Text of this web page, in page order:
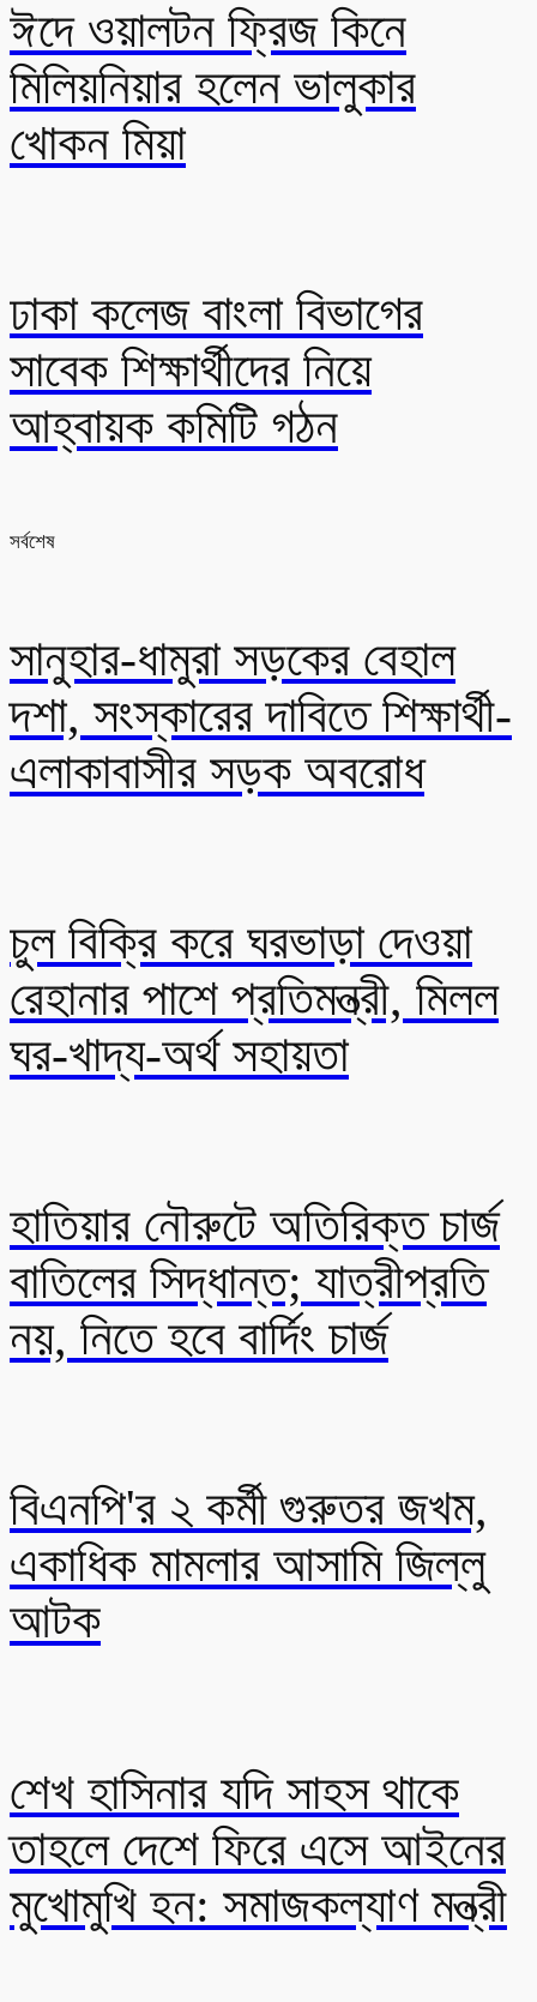
ঈদে ওয়ালটন ফ্রিজ কিনে
মিলিয়নিয়ার হলেন ভালুকার
খোকন মিয়া
ঢাকা কলেজ বাংলা বিভাগের
সাবেক শিক্ষার্থীদের নিয়ে
আহ্বায়ক কমিটি গঠন
সর্বশেষ
সানুহার-ধামুরা সড়কের বেহাল
দশা, সংস্কারের দাবিতে শিক্ষার্থী-
এলাকাবাসীর সড়ক অবরোধ
চুল বিক্রি করে ঘরভাড়া দেওয়া
রেহানার পাশে প্রতিমন্ত্রী, মিলল
ঘর-খাদ্য-অর্থ সহায়তা
হাতিয়ার নৌরুটে অতিরিক্ত চার্জ
বাতিলের সিদ্ধান্ত; যাত্রীপ্রতি
নয়, নিতে হবে বার্দিং চার্জ
বিএনপি'র ২ কর্মী গুরুতর জখম,
একাধিক মামলার আসামি জিল্লু
আটক
শেখ হাসিনার যদি সাহস থাকে
তাহলে দেশে ফিরে এসে আইনের
মুখোমুখি হন: সমাজকল্যাণ মন্ত্রী